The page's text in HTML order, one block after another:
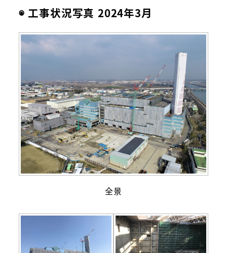
◉ 工事状況写真 2024年3月
全景